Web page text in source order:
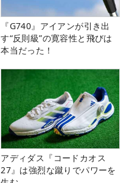
『G740』アイアンが引き出
す“反則級”の寛容性と飛びは
本当だった！
アディダス『コードカオス
27』は強烈な蹴りでパワーを